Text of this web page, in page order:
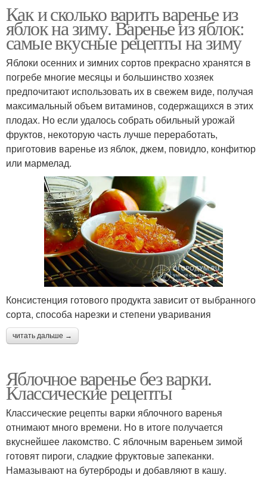
Как и сколько варить варенье из
яблок на зиму. Варенье из яблок:
самые вкусные рецепты на зиму
Яблоки осенних и зимних сортов прекрасно хранятся в
погребе многие месяцы и большинство хозяек
предпочитают использовать их в свежем виде, получая
максимальный объем витаминов, содержащихся в этих
плодах. Но если удалось собрать обильный урожай
фруктов, некоторую часть лучше переработать,
приготовив варенье из яблок, джем, повидло, конфитюр
или мармелад.
Консистенция готового продукта зависит от выбранного
сорта, способа нарезки и степени уваривания
читать дальше →
Яблочное варенье без варки.
Классические рецепты
Классические рецепты варки яблочного варенья
отнимают много времени. Но в итоге получается
вкуснейшее лакомство. С яблочным вареньем зимой
готовят пироги, сладкие фруктовые запеканки.
Намазывают на бутерброды и добавляют в кашу.